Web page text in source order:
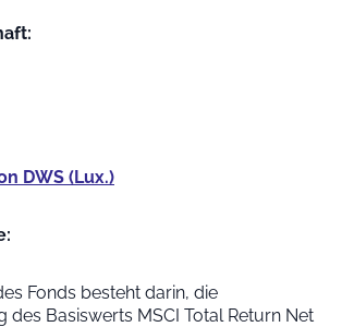
DWS (Lux.)
Fonds besteht darin, die
des Basiswerts MSCI Total Return Net